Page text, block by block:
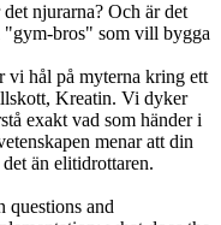
njurarna? Och är det
"gym-bros" som vill bygga
vi hål på myterna kring ett
Kreatin. Vi dyker
exakt vad som händer i
menar att din
än elitidrottaren.
questions and